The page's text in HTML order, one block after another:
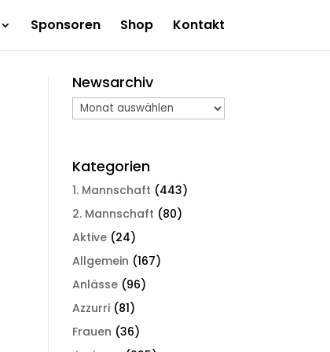
Sponsoren Shop Kontakt
Newsarchiv
Newsarchiv
Kategorien
1. Mannschaft (443)
2. Mannschaft (80)
Aktive (24)
Allgemein (167)
Anlässe (96)
Azzurri (81)
Frauen (36)